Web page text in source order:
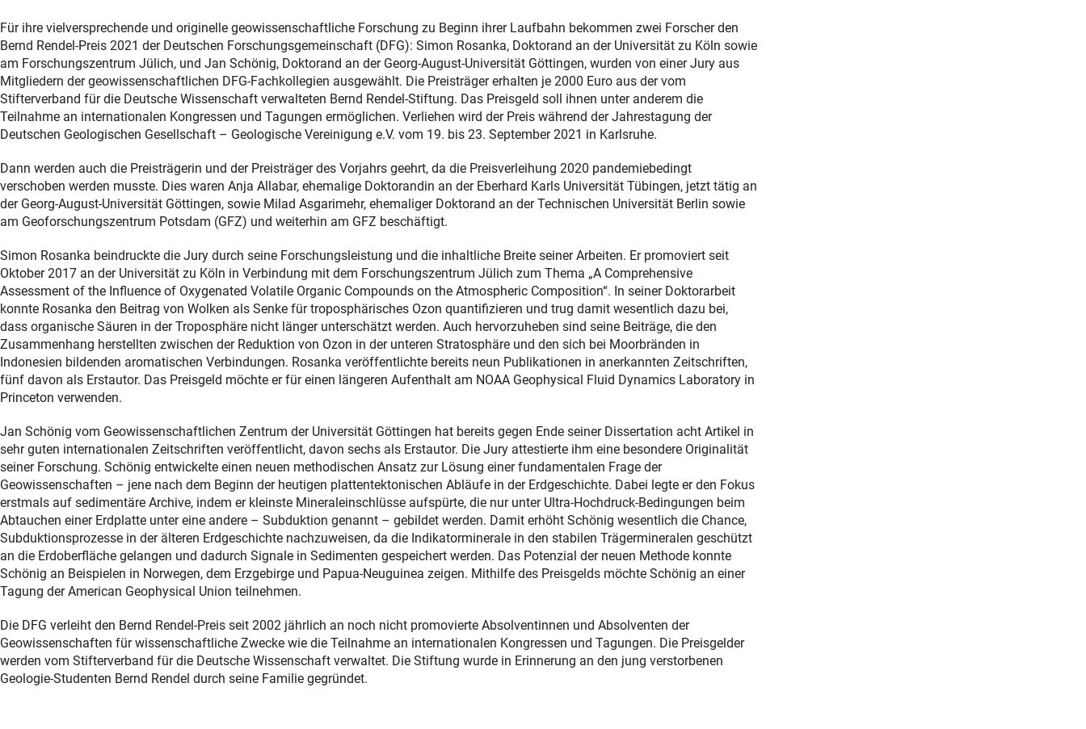
Für ihre vielversprechende und originelle geowissenschaftliche Forschung zu Beginn ihrer Laufbahn bekommen zwei Forscher den
Bernd Rendel-Preis 2021 der Deutschen Forschungsgemeinschaft (DFG): Simon Rosanka, Doktorand an der Universität zu Köln sowie
am Forschungszentrum Jülich, und Jan Schönig, Doktorand an der Georg-August-Universität Göttingen, wurden von einer Jury aus
Mitgliedern der geowissenschaftlichen DFG-Fachkollegien ausgewählt. Die Preisträger erhalten je 2000 Euro aus der vom
Stifterverband für die Deutsche Wissenschaft verwalteten Bernd Rendel-Stiftung. Das Preisgeld soll ihnen unter anderem die
Teilnahme an internationalen Kongressen und Tagungen ermöglichen. Verliehen wird der Preis während der Jahrestagung der
Deutschen Geologischen Gesellschaft – Geologische Vereinigung e.V. vom 19. bis 23. September 2021 in Karlsruhe.
Dann werden auch die Preisträgerin und der Preisträger des Vorjahrs geehrt, da die Preisverleihung 2020 pandemiebedingt
verschoben werden musste. Dies waren Anja Allabar, ehemalige Doktorandin an der Eberhard Karls Universität Tübingen, jetzt tätig an
der Georg-August-Universität Göttingen, sowie Milad Asgarimehr, ehemaliger Doktorand an der Technischen Universität Berlin sowie
am Geoforschungszentrum Potsdam (GFZ) und weiterhin am GFZ beschäftigt.
Simon Rosanka beindruckte die Jury durch seine Forschungsleistung und die inhaltliche Breite seiner Arbeiten. Er promoviert seit
Oktober 2017 an der Universität zu Köln in Verbindung mit dem Forschungszentrum Jülich zum Thema „A Comprehensive
Assessment of the Influence of Oxygenated Volatile Organic Compounds on the Atmospheric Composition“. In seiner Doktorarbeit
konnte Rosanka den Beitrag von Wolken als Senke für troposphärisches Ozon quantifizieren und trug damit wesentlich dazu bei,
dass organische Säuren in der Troposphäre nicht länger unterschätzt werden. Auch hervorzuheben sind seine Beiträge, die den
Zusammenhang herstellten zwischen der Reduktion von Ozon in der unteren Stratosphäre und den sich bei Moorbränden in
Indonesien bildenden aromatischen Verbindungen. Rosanka veröffentlichte bereits neun Publikationen in anerkannten Zeitschriften,
fünf davon als Erstautor. Das Preisgeld möchte er für einen längeren Aufenthalt am NOAA Geophysical Fluid Dynamics Laboratory in
Princeton verwenden.
Jan Schönig vom Geowissenschaftlichen Zentrum der Universität Göttingen hat bereits gegen Ende seiner Dissertation acht Artikel in
sehr guten internationalen Zeitschriften veröffentlicht, davon sechs als Erstautor. Die Jury attestierte ihm eine besondere Originalität
seiner Forschung. Schönig entwickelte einen neuen methodischen Ansatz zur Lösung einer fundamentalen Frage der
Geowissenschaften – jene nach dem Beginn der heutigen plattentektonischen Abläufe in der Erdgeschichte. Dabei legte er den Fokus
erstmals auf sedimentäre Archive, indem er kleinste Mineraleinschlüsse aufspürte, die nur unter Ultra-Hochdruck-Bedingungen beim
Abtauchen einer Erdplatte unter eine andere – Subduktion genannt – gebildet werden. Damit erhöht Schönig wesentlich die Chance,
Subduktionsprozesse in der älteren Erdgeschichte nachzuweisen, da die Indikatorminerale in den stabilen Trägermineralen geschützt
an die Erdoberfläche gelangen und dadurch Signale in Sedimenten gespeichert werden. Das Potenzial der neuen Methode konnte
Schönig an Beispielen in Norwegen, dem Erzgebirge und Papua-Neuguinea zeigen. Mithilfe des Preisgelds möchte Schönig an einer
Tagung der American Geophysical Union teilnehmen.
Die DFG verleiht den Bernd Rendel-Preis seit 2002 jährlich an noch nicht promovierte Absolventinnen und Absolventen der
Geowissenschaften für wissenschaftliche Zwecke wie die Teilnahme an internationalen Kongressen und Tagungen. Die Preisgelder
werden vom Stifterverband für die Deutsche Wissenschaft verwaltet. Die Stiftung wurde in Erinnerung an den jung verstorbenen
Geologie-Studenten Bernd Rendel durch seine Familie gegründet.